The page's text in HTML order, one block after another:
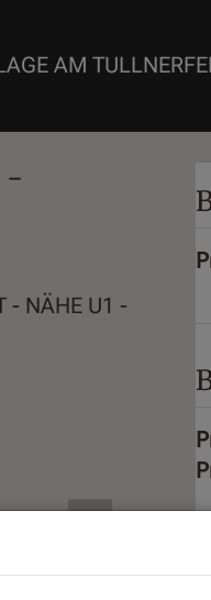
AM
-